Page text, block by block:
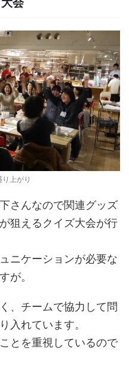
会
上がり
さんなので関連グッズ
狙えるクイズ大会が行
ニケーションが必要な
が。
、チームで協力して問
入れています。
とを重視しているので